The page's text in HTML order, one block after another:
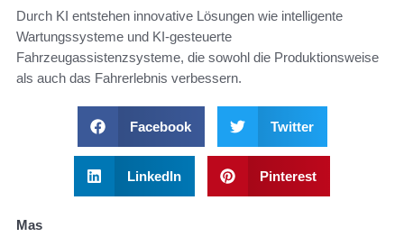
Durch KI entstehen innovative Lösungen wie intelligente
Wartungssysteme und KI-gesteuerte
Fahrzeugassistenzsysteme, die sowohl die Produktionsweise
als auch das Fahrerlebnis verbessern.
Facebook Twitter
LinkedIn Pinterest
Mas